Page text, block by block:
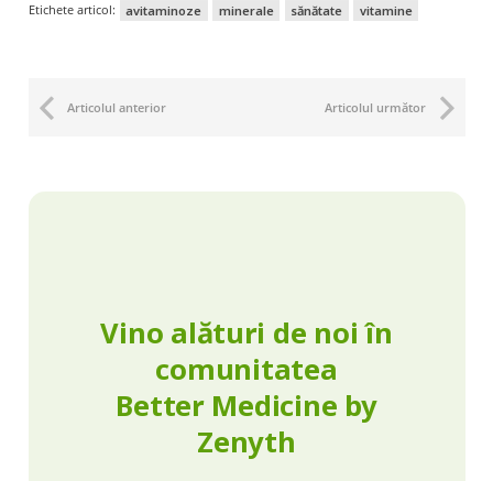
Etichete articol: avitaminoze minerale sănătate vitamine
Articolul anterior Articolul următor
Vino alături de noi în
comunitatea
Better Medicine by
Zenyth